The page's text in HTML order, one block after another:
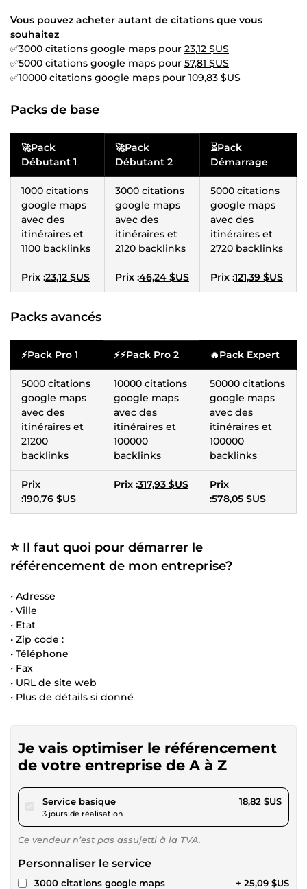
Vous pouvez acheter autant de citations que vous
souhaitez
✅3000 citations google maps pour 23,12 $US
✅5000 citations google maps pour 57,81 $US
✅10000 citations google maps pour 109,83 $US
Packs de base
🚀Pack
Débutant 1
🚀Pack
Débutant 2
⏳Pack
Démarrage
1000 citations
google maps
avec des
itinéraires et
1100 backlinks
3000 citations
google maps
avec des
itinéraires et
2120 backlinks
5000 citations
google maps
avec des
itinéraires et
2720 backlinks
Prix :23,12 $US Prix :46,24 $US Prix :121,39 $US
Packs avancés
⚡Pack Pro 1 ⚡⚡Pack Pro 2 🔥Pack Expert
5000 citations
google maps
avec des
itinéraires et
21200
backlinks
10000 citations
google maps
avec des
itinéraires et
100000
backlinks
50000 citations
google maps
avec des
itinéraires et
100000
backlinks
Prix
:190,76 $US
Prix :317,93 $US
Prix
:578,05 $US
⭐ Il faut quoi pour démarrer le
référencement de mon entreprise?
• Adresse
• Ville
• Etat
• Zip code :
• Téléphone
• Fax
• URL de site web
• Plus de détails si donné
Je vais optimiser le référencement
de votre entreprise de A à Z
Service basiquepour 17,34 $US
3 jours de réalisation
18,82 $US
Ce vendeur n’est pas assujetti à la TVA.
Personnaliser le service
3000 citations google maps + 25,09 $US